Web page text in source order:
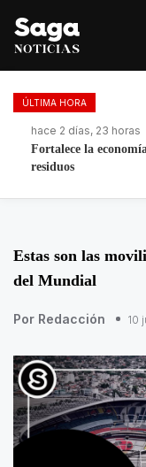
ÚLTIMA HORA
hace 2 días, 23 horas
Fortalece la economía
residuos
Estas son las
del Mundial
Por Redacción 10